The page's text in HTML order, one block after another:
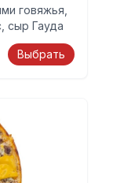
говяжья,
сыр Гауда
Выбрать